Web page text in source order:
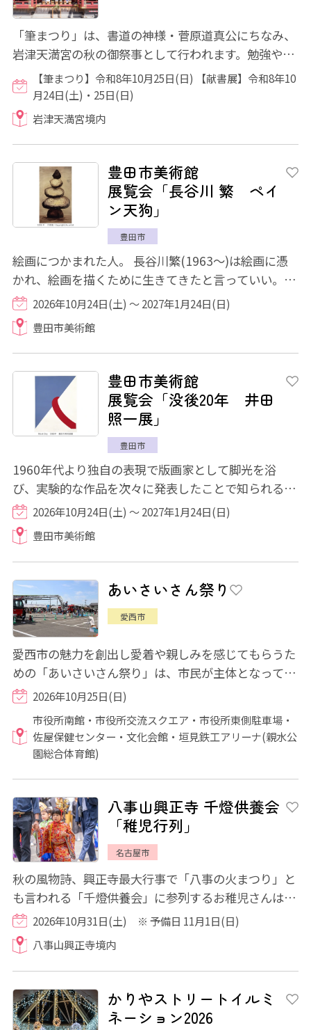
「筆まつり」は、書道の神様・菅原道真公にちなみ、
岩津天満宮の秋の御祭事として行われます。勉強や仕
事に活躍してくれた筆(筆記具)の労を慰め感...
【筆まつり】令和8年10月25日(日) 【献書展】令和8年10
月24日(土)・25日(日)
岩津天満宮境内
豊田市美術館
展覧会「長谷川 繁 ペイ
ン天狗」
豊田市
絵画につかまれた人。 長谷川繁(1963～)は絵画に憑
かれ、絵画を描くために生きてきたと言っていい。そ
れくらい頭の中は絵のことでいっぱいである...
2026年10月24日(土) ～ 2027年1月24日(日)
豊田市美術館
豊田市美術館
展覧会「没後20年 井田
照一展」
豊田市
1960年代より独自の表現で版画家として脚光を浴
び、実験的な作品を次々に発表したことで知られる井
田照一(1941～2006)。豊田市美術館所蔵の初期か...
2026年10月24日(土) ～ 2027年1月24日(日)
豊田市美術館
あいさいさん祭り
愛西市
愛西市の魅力を創出し愛着や親しみを感じてもらうた
めの「あいさいさん祭り」は、市民が主体となって企
画・運営を行うイベントです。 会場を「産...
2026年10月25日(日)
市役所南館・市役所交流スクエア・市役所東側駐車場・
佐屋保健センター・文化会館・垣見鉄工アリーナ(親水公
園総合体育館)
八事山興正寺 千燈供養会
「稚児行列」
名古屋市
秋の風物詩、興正寺最大行事で「八事の火まつり」と
も言われる「千燈供養会」に参列するお稚児さんは、
古式ゆかしい華やかな装束を纏い、同夜に勤...
2026年10月31日(土) ※ 予備日 11月1日(日)
八事山興正寺境内
かりやストリートイルミ
ネーション2026